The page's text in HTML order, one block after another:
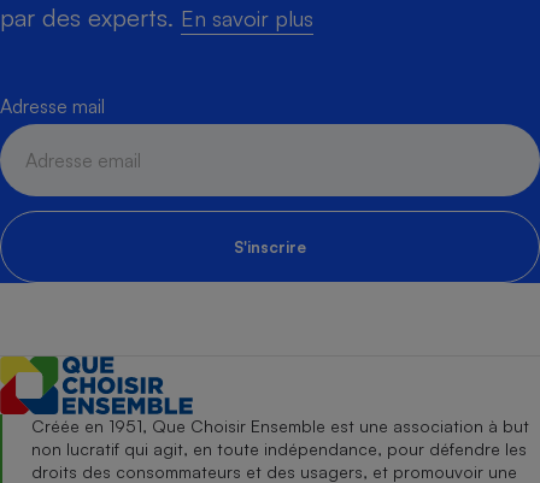
par des experts. En savoir plus
Adresse mail
S'inscrire
Créée en 1951, Que Choisir Ensemble est une association à but
non lucratif qui agit, en toute indépendance, pour défendre les
droits des consommateurs et des usagers, et promouvoir une